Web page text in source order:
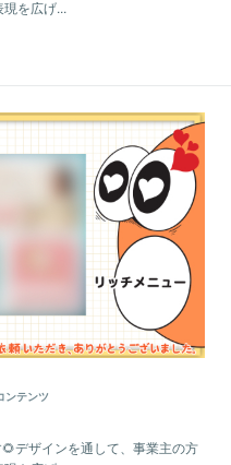
を広げ...
ンテンツ
デザインを通して、事業主の方